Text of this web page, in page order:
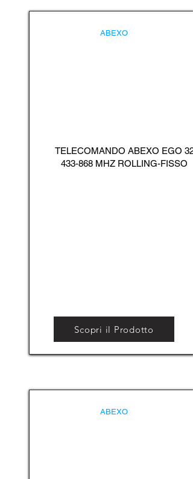
ABEXO
TELECOMANDO ABEXO EGO 32
433-868 MHZ ROLLING-FISSO
Scopri il Prodotto
ABEXO